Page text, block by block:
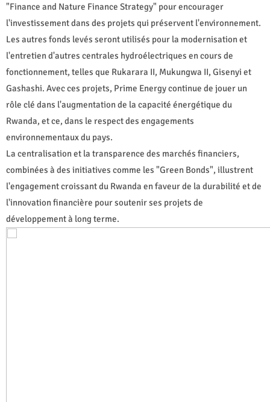
"Finance and Nature Finance Strategy" pour encourager
l'investissement dans des projets qui préservent l'environnement.
Les autres fonds levés seront utilisés pour la modernisation et
l'entretien d'autres centrales hydroélectriques en cours de
fonctionnement, telles que Rukarara II, Mukungwa II, Gisenyi et
Gashashi. Avec ces projets, Prime Energy continue de jouer un
rôle clé dans l'augmentation de la capacité énergétique du
Rwanda, et ce, dans le respect des engagements
environnementaux du pays.
La centralisation et la transparence des marchés financiers,
combinées à des initiatives comme les "Green Bonds", illustrent
l'engagement croissant du Rwanda en faveur de la durabilité et de
l'innovation financière pour soutenir ses projets de
développement à long terme.